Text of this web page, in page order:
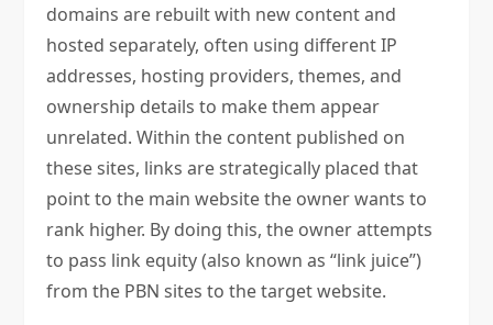
domains are rebuilt with new content and
hosted separately, often using different IP
addresses, hosting providers, themes, and
ownership details to make them appear
unrelated. Within the content published on
these sites, links are strategically placed that
point to the main website the owner wants to
rank higher. By doing this, the owner attempts
to pass link equity (also known as “link juice”)
from the PBN sites to the target website.